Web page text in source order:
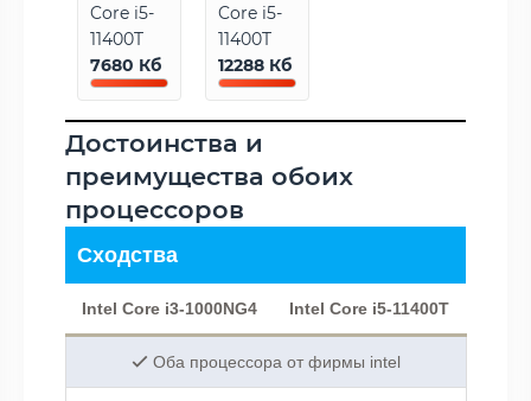
Core i5-
11400T
7680 Кб
Core i5-
11400T
12288 Кб
Достоинства и
преимущества обоих
процессоров
Сходства
Intel Core i3-1000NG4 Intel Core i5-11400T
Оба процессора от фирмы intel